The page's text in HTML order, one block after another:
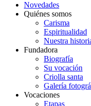
Novedades
Quiénes somos
Carisma
Espiritualidad
Nuestra
Fundadora
Biografía
Su vocación
Criolla santa
Galería
Vocaciones
Etapas